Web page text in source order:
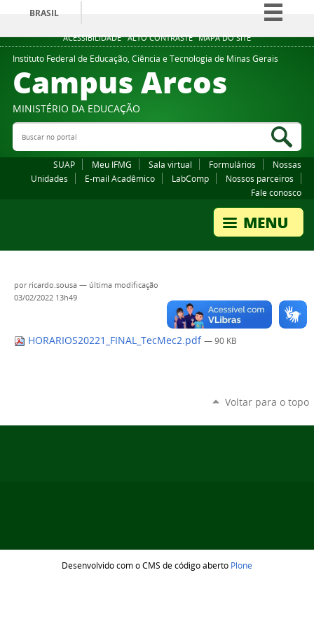
ACESSIBILIDADE ALTO CONTRASTE MAPA DO SITE
BRASIL
Simplifique!
Comunica BR
Participe
Legislação
Instituto Federal de Educação, Ciência e Tecnologia de Minas Gerais
Campus Arcos
MINISTÉRIO DA EDUCAÇÃO
Buscar no portal
SUAP Meu IFMG Sala virtual Formulários
Nossas
Unidades
E-mail Acadêmico LabComp
Nossos parceiros
Fale conosco
por ricardo.sousa — última modificação
03/02/2022 13h49
HORARIOS20221_FINAL_TecMec2.pdf — 90 KB
Voltar para o topo
Desenvolvido com o CMS de código aberto Plone